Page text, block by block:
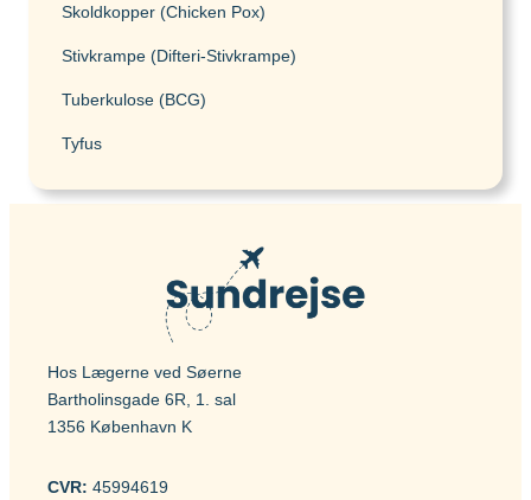
Skoldkopper (Chicken Pox)
Stivkrampe (Difteri-Stivkrampe)
Tuberkulose (BCG)
Tyfus
Hos Lægerne ved Søerne
Bartholinsgade 6R, 1. sal
1356 København K
CVR: 45994619